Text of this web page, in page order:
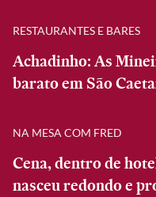
RESTAURANTES E BARES
Achadinho: As
barato em São
NA MESA COM FRED
Cena, dentro de
nasceu redondo e